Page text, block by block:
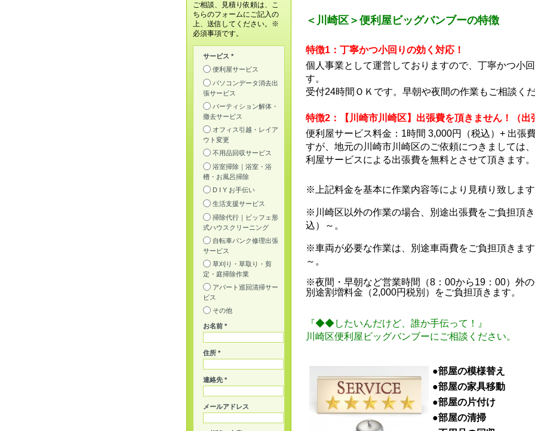
＜川崎区＞便利屋ビッグバンブーの特徴
特徴1：丁寧かつ小回りの効く対応！
個人事業として運営しておりますので、丁寧かつ小
す。
受付24時間ＯＫです。早朝や夜間の作業もご相談くだ
特徴2：【川崎市川崎区】出張費を頂きません！（出
便利屋サービス料金：1時間 3,000円（税込）+ 出張
すが、地元の川崎市川崎区のご依頼につきましては
利屋サービスによる出張費を無料とさせて頂きます。
※上記料金を基本に作業内容等により見積り致します
※川崎区以外の作業の場合、別途出張費をご負担頂
込）～。
※車両が必要な作業は、別途車両費をご負担頂きます
～。
※夜間・早朝など営業時間（8：00から19：00）外の
別途割増料金（2,000円税別）をご負担頂きます。
『◆◆したいんだけど、誰か手伝って！』
川崎区便利屋ビッグバンブーにご相談ください。
●部屋の模様替え
●部屋の家具移動
●部屋の片付け
●部屋の清掃
ご相談、見積り依頼は、こ
ちらのフォームにご記入の
上、送信してください。※
必須事項です。
サービス *
便利屋サービス
パソコンデータ消去出
張サービス
パーティション解体・
撤去サービス
オフィス引越・レイア
ウト変更
不用品回収サービス
浴室掃除｜浴室・浴
槽・お風呂掃除
D I Y お手伝い
生活支援サービス
掃除代行｜ビッフェ形
式ハウスクリーニング
自転車パンク修理出張
サービス
草刈り・草取り・剪
定・庭掃除作業
アパート巡回清掃サー
ビス
その他
お名前 *
住所 *
連絡先 *
メールアドレス